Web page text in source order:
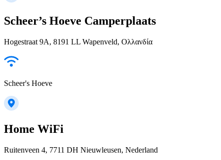
Scheer’s Hoeve Camperplaats
Hogestraat 9A, 8191 LL Wapenveld, Ολλανδία
Scheer's Hoeve
Home WiFi
Ruitenveen 4, 7711 DH Nieuwleusen, Nederland